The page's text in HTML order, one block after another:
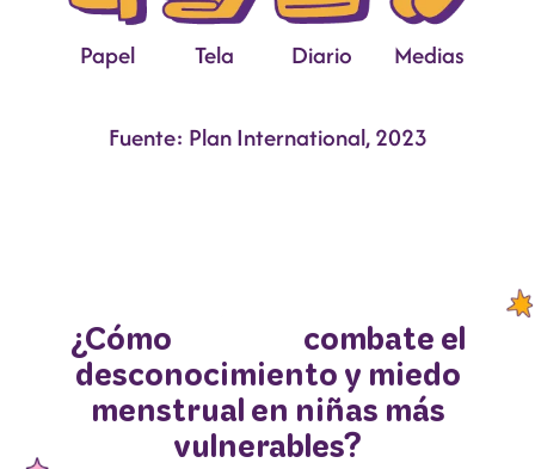
Papel Tela Diario Medias
Fuente: Plan International, 2023
¿Cómo
combate el
desconocimiento y miedo
menstrual en niñas más
vulnerables?